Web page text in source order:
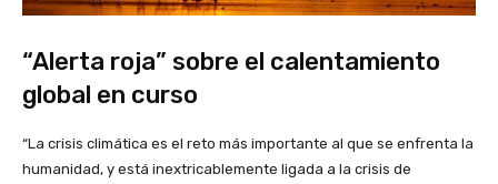
“Alerta roja” sobre el calentamiento
global en curso
“La crisis climática es el reto más importante al que se enfrenta la
humanidad, y está inextricablemente ligada a la crisis de